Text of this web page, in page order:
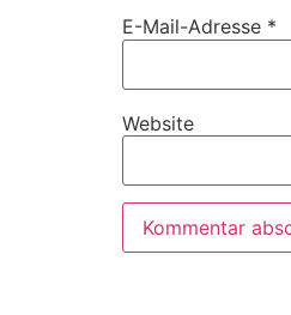
E-Mail-Adresse *
Website